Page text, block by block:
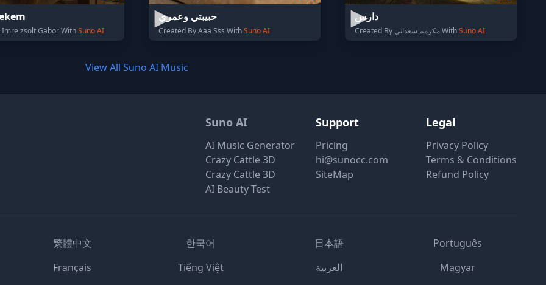
zsolt Gabor WithSuno AI
حبيبتي وعمري
Created By Aaa Sss WithSuno AI
دارس
Created By مكرمم سعداني WithSuno AI
View All Suno AI Music
Suno AI
AI Music Generator
Crazy Cattle 3D
Crazy Cattle 3D
AI Beauty Test
Support
Pricing
hi@sunocc.com
SiteMap
Legal
Privacy Policy
Terms & Conditions
Refund Policy
繁體中文 한국어 日本語
Português
Français
Tiếng Việt العربية Magyar